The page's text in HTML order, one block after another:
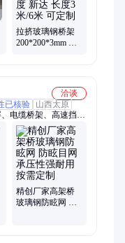
拉挤玻璃钢桥架
200*200*3mm 阻
洽谈
已核验
山西太原
电缆桥架、高速挡光
道、玻璃钢防眩板、
窗、复合材料托架、
障、玻璃钢隔音墙、
网、玻璃钢围栏、玻
护眼反光板
精创厂家高架桥
玻璃钢防眩网 防